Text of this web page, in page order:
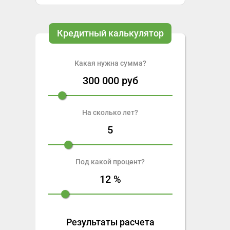
Кредитный калькулятор
Какая нужна сумма?
300 000руб
На сколько лет?
5
Под какой процент?
12%
Результаты расчета